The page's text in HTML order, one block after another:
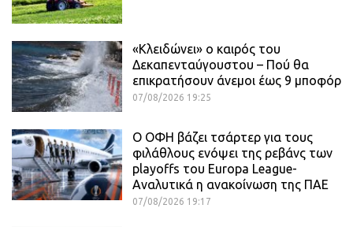
«Κλειδώνει» ο καιρός του
Δεκαπενταύγουστου – Πού θα
επικρατήσουν άνεμοι έως 9 μποφόρ
07/08/2026 19:25
Ο ΟΦΗ βάζει τσάρτερ για τους
φιλάθλους ενόψει της ρεβάνς των
playoffs του Europa League-
Αναλυτικά η ανακοίνωση της ΠΑΕ
07/08/2026 19:17